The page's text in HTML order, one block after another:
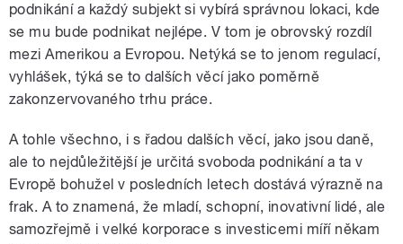
podnikání a každý subjekt si vybírá správnou lokaci, kde
se mu bude podnikat nejlépe. V tom je obrovský rozdíl
mezi Amerikou a Evropou. Netýká se to jenom regulací,
vyhlášek, týká se to dalších věcí jako poměrně
zakonzervovaného trhu práce.
A tohle všechno, i s řadou dalších věcí, jako jsou daně,
ale to nejdůležitější je určitá svoboda podnikání a ta v
Evropě bohužel v posledních letech dostává výrazně na
frak. A to znamená, že mladí, schopní, inovativní lidé, ale
samozřejmě i velké korporace s investicemi míří někam